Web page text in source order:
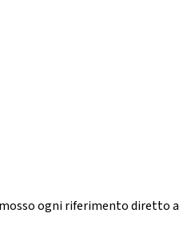
ogni riferimento diretto a